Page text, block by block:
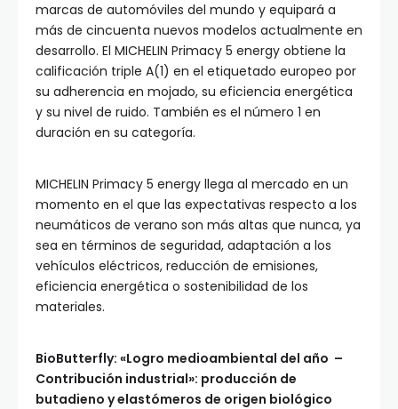
marcas de automóviles del mundo y equipará a
más de cincuenta nuevos modelos actualmente en
desarrollo. El MICHELIN Primacy 5 energy obtiene la
calificación triple A(1) en el etiquetado europeo por
su adherencia en mojado, su eficiencia energética
y su nivel de ruido. También es el número 1 en
duración en su categoría.
MICHELIN Primacy 5 energy llega al mercado en un
momento en el que las expectativas respecto a los
neumáticos de verano son más altas que nunca, ya
sea en términos de seguridad, adaptación a los
vehículos eléctricos, reducción de emisiones,
eficiencia energética o sostenibilidad de los
materiales.
BioButterfly: «Logro medioambiental del año –
Contribución industrial»: producción de
butadieno y elastómeros de origen biológico